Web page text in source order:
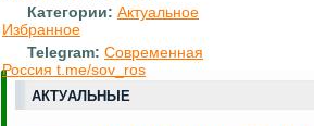
Категории: Актуальное
Избранное
Telegram: Современная
Россия t.me/sov_ros
АКТУАЛЬНЫЕ